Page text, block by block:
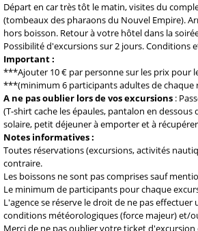
Départ en car très tôt le matin, visites du
(tombeaux des pharaons du Nouvel Empire).
hors boisson. Retour à votre hôtel dans la
Possibilité d'excursions sur 2 jours. Conditions
Important :
***Ajouter 10 € par personne sur les prix pour
***(minimum 6 participants adultes de
A ne pas oublier lors de vos excursions :
(T-shirt cache les épaules, pantalon en
solaire, petit déjeuner à emporter et à
Notes informatives :
Toutes réservations (excursions, activités
contraire.
Les boissons ne sont pas comprises sauf
Le minimum de participants pour chaque
L'agence se réserve le droit de ne pas
conditions météorologiques (force majeur) et/
Merci de ne pas oublier votre ticket